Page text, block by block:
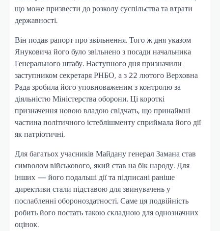
що може призвести до розколу суспільства та втрати
державності.
Він подав рапорт про звільнення. Того ж дня указом
Януковича його було звільнено з посади начальника
Генерального штабу. Наступного дня призначили
заступником секретаря РНБО, а з 22 лютого Верховна
Рада зробила його уповноваженим з контролю за
діяльністю Міністерства оборони. Ці короткі
призначення новою владою свідчать, що принаймні
частина політичного істеблішменту сприймала його дії
як патріотичні.
Для багатьох учасників Майдану генерал Замана став
символом військового, який став на бік народу. Для
інших — його подальші дії та підписані раніше
директиви стали підставою для звинувачень у
послабленні обороноздатності. Саме ця подвійність
робить його постать такою складною для однозначних
оцінок.